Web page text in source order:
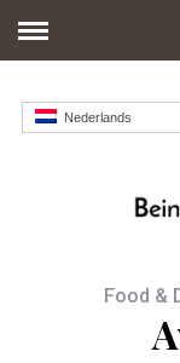
Nederlands
Food &